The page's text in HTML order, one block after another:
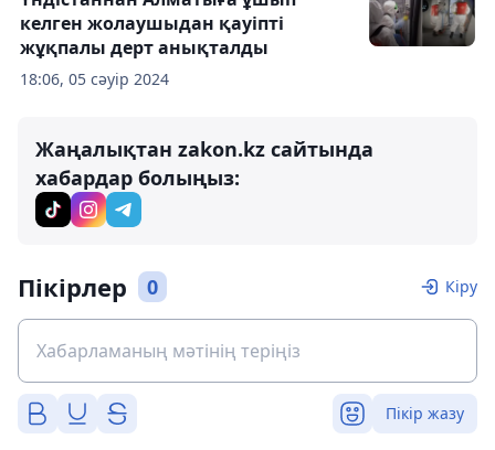
18:06, 05 сәуір 2024
келген жолаушыдан қауіпті
жұқпалы дерт анықталды
Жаңалықтан zakon.kz сайтында
хабардар болыңыз:
Пікірлер 0 Кіру
Пікір жазу